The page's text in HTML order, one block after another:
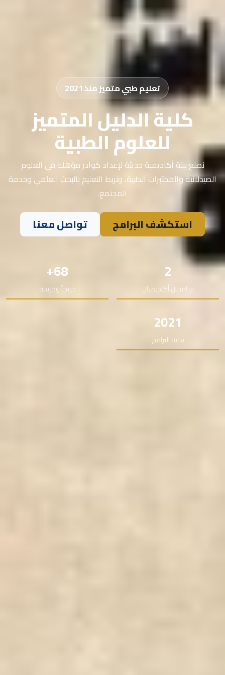
تعليم طبي متميز منذ 2021
كلية الدليل المتميز
للعلوم الطبية
نصنع بيئة أكاديمية حديثة لإعداد كوادر مؤهلة في العلوم
الصيدلانية والمختبرات الطبية، ونربط التعليم بالبحث العلمي وخدمة
المجتمع.
استكشف البرامج تواصل معنا
2
برنامجان أكاديميان
68+
خريجاً وخريجة
2021
بداية البرامج